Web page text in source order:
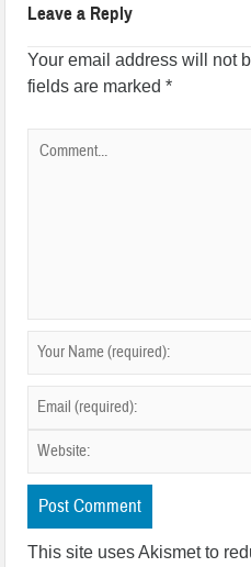
Leave a Reply
Your email address will not
fields are marked*
This site uses Akismet to